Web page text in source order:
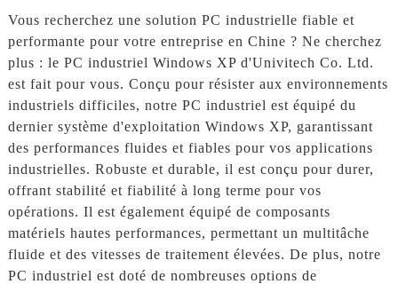
Vous recherchez une solution PC industrielle fiable et
performante pour votre entreprise en Chine ? Ne cherchez
plus : le PC industriel Windows XP d'Univitech Co. Ltd.
est fait pour vous. Conçu pour résister aux environnements
industriels difficiles, notre PC industriel est équipé du
dernier système d'exploitation Windows XP, garantissant
des performances fluides et fiables pour vos applications
industrielles. Robuste et durable, il est conçu pour durer,
offrant stabilité et fiabilité à long terme pour vos
opérations. Il est également équipé de composants
matériels hautes performances, permettant un multitâche
fluide et des vitesses de traitement élevées. De plus, notre
PC industriel est doté de nombreuses options de